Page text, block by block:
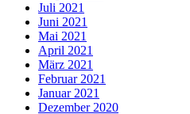
Juli 2021
Juni 2021
Mai 2021
April 2021
März 2021
Februar 2021
Januar 2021
Dezember 2020